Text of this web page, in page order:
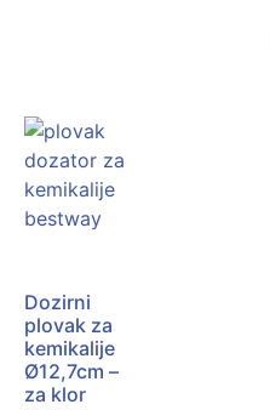
Dozirni
plovak za
kemikalije
Ø12,7cm –
za klor